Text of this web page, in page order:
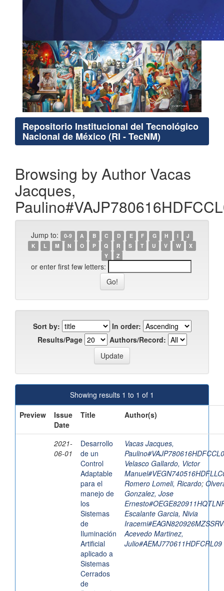
Repositorio Institucional del Tecnológico
Nacional de México (RI - TecNM)
Browsing by Author Vacas
Jacques,
Jump to: 0-9 A B C D E F G H I
J
K
L M N O P Q R S T U V W
X
Y
Z
or enter first few letters:
Sort by:
In order:
Results/Page
Authors/Record:
Showing results 1 to 1 of 1
Preview
Issue
Date
Title Author(s)
2021-
06-01
Desarrollo
de un
Control
Adaptable
para el
manejo de
los
Sistemas
de
Iluminación
Artificial
aplicado a
Sistemas
Cerrados
de
Vacas Jacques,
Velasco Gallardo, Victor
Romero Lomeli, Ricardo;
Gonzalez, Jose
Escalante Garcia, Nivia
Acevedo Martinez,
Julio#AEMJ770611HDFCRL09